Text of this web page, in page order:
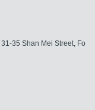
35 Shan Mei Street, Fo